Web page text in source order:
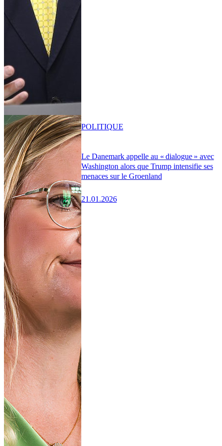
Le Danemark appelle au « dialogue » avec
Washington alors que Trump intensifie ses
menaces sur le Groenland
21.01.2026
POLITIQUE